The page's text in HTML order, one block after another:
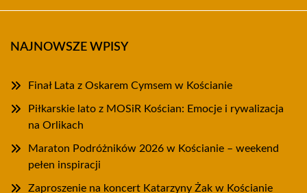
NAJNOWSZE WPISY
Finał Lata z Oskarem Cymsem w Kościanie
Piłkarskie lato z MOSiR Kościan: Emocje i rywalizacja
na Orlikach
Maraton Podróżników 2026 w Kościanie – weekend
pełen inspiracji
Zaproszenie na koncert Katarzyny Żak w Kościanie